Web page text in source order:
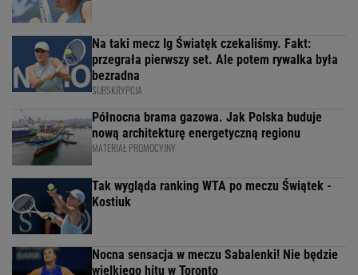
Na taki mecz Ig Światęk czekaliśmy. Fakt:
przegrała pierwszy set. Ale potem rywalka była
bezradna
SUBSKRYPCJA
Północna brama gazowa. Jak Polska buduje
nową architekturę energetyczną regionu
MATERIAŁ PROMOCYJNY
Tak wygląda ranking WTA po meczu Świątek -
Kostiuk
Nocna sensacja w meczu Sabalenki! Nie będzie
wielkiego hitu w Toronto